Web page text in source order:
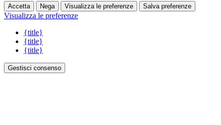
Accetta Nega Visualizza le preferenze Salva preferenze
Visualizza le preferenze
{title}
{title}
{title}
Gestisci consenso